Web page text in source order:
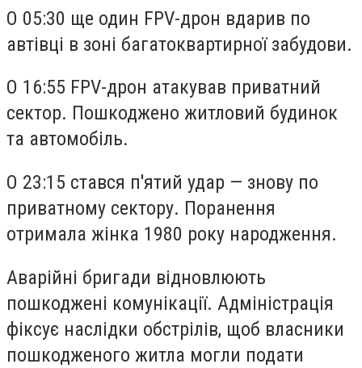
О 05:30 ще один FPV-дрон вдарив по
автівці в зоні багатоквартирної забудови.
О 16:55 FPV-дрон атакував приватний
сектор. Пошкоджено житловий будинок
та автомобіль.
О 23:15 стався п'ятий удар — знову по
приватному сектору. Поранення
отримала жінка 1980 року народження.
Аварійні бригади відновлюють
пошкоджені комунікації. Адміністрація
фіксує наслідки обстрілів, щоб власники
пошкодженого житла могли подати